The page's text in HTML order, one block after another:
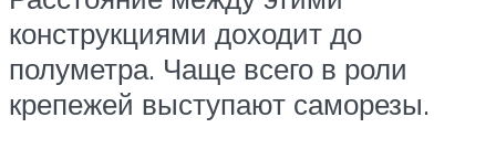
конструкциями доходит до
полуметра. Чаще всего в роли
крепежей выступают саморезы.